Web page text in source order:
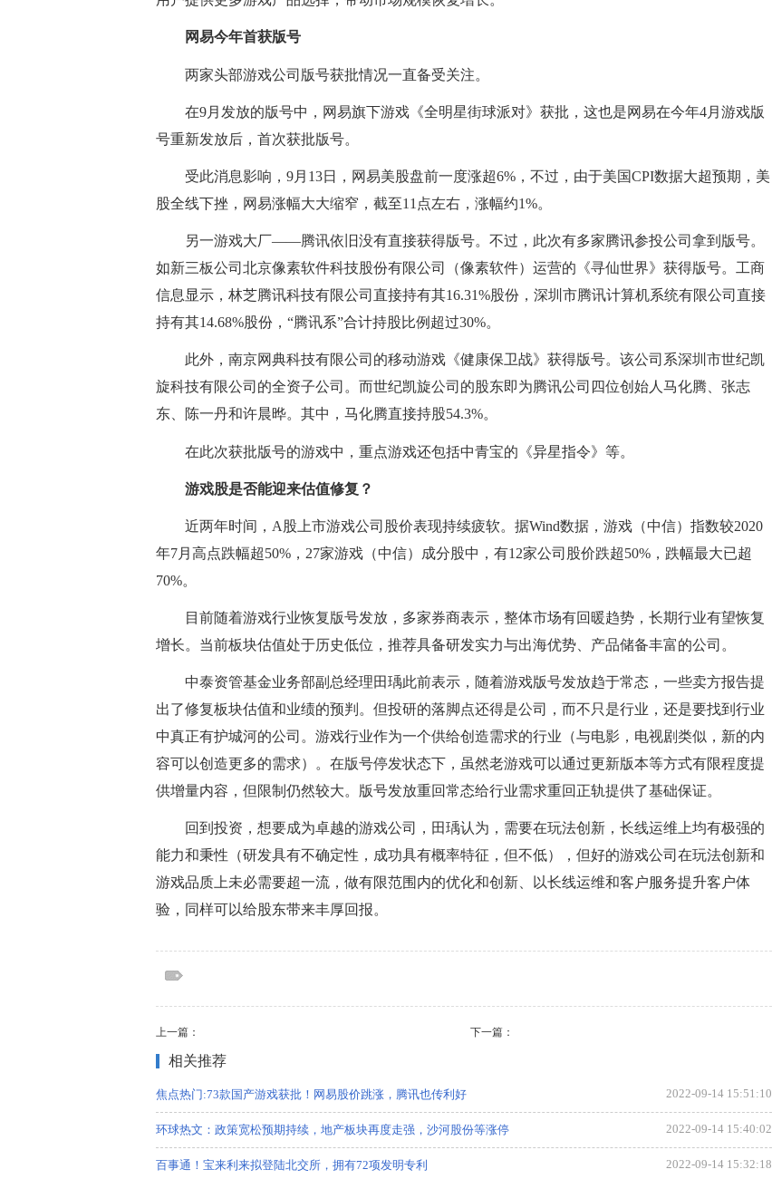
网易今年首获版号
两家头部游戏公司版号获批情况一直备受关注。
在9月发放的版号中，网易旗下游戏《全明星街球派对》获批，这也是网易在今年4月游戏版
号重新发放后，首次获批版号。
受此消息影响，9月13日，网易美股盘前一度涨超6%，不过，由于美国CPI数据大超预期，美
股全线下挫，网易涨幅大大缩窄，截至11点左右，涨幅约1%。
另一游戏大厂——腾讯依旧没有直接获得版号。不过，此次有多家腾讯参投公司拿到版号。
如新三板公司北京像素软件科技股份有限公司（像素软件）运营的《寻仙世界》获得版号。工商
信息显示，林芝腾讯科技有限公司直接持有其16.31%股份，深圳市腾讯计算机系统有限公司直接
持有其14.68%股份，“腾讯系”合计持股比例超过30%。
此外，南京网典科技有限公司的移动游戏《健康保卫战》获得版号。该公司系深圳市世纪凯
旋科技有限公司的全资子公司。而世纪凯旋公司的股东即为腾讯公司四位创始人马化腾、张志
东、陈一丹和许晨晔。其中，马化腾直接持股54.3%。
在此次获批版号的游戏中，重点游戏还包括中青宝的《异星指令》等。
游戏股是否能迎来估值修复？
近两年时间，A股上市游戏公司股价表现持续疲软。据Wind数据，游戏（中信）指数较2020
年7月高点跌幅超50%，27家游戏（中信）成分股中，有12家公司股价跌超50%，跌幅最大已超
70%。
目前随着游戏行业恢复版号发放，多家券商表示，整体市场有回暖趋势，长期行业有望恢复
增长。当前板块估值处于历史低位，推荐具备研发实力与出海优势、产品储备丰富的公司。
中泰资管基金业务部副总经理田瑀此前表示，随着游戏版号发放趋于常态，一些卖方报告提
出了修复板块估值和业绩的预判。但投研的落脚点还得是公司，而不只是行业，还是要找到行业
中真正有护城河的公司。游戏行业作为一个供给创造需求的行业（与电影，电视剧类似，新的内
容可以创造更多的需求）。在版号停发状态下，虽然老游戏可以通过更新版本等方式有限程度提
供增量内容，但限制仍然较大。版号发放重回常态给行业需求重回正轨提供了基础保证。
回到投资，想要成为卓越的游戏公司，田瑀认为，需要在玩法创新，长线运维上均有极强的
能力和秉性（研发具有不确定性，成功具有概率特征，但不低），但好的游戏公司在玩法创新和
游戏品质上未必需要超一流，做有限范围内的优化和创新、以长线运维和客户服务提升客户体
验，同样可以给股东带来丰厚回报。
费，互联网，科技，国际，文化，时事，社会，国内，健康，产业资讯，房产，体育。
上一篇： 下一篇：
相关推荐
焦点热门:73款国产游戏获批！网易股价跳涨，腾讯也传利好 2022-09-14 15:51:10
环球热文：政策宽松预期持续，地产板块再度走强，沙河股份等涨停 2022-09-14 15:40:02
百事通！宝来利来拟登陆北交所，拥有72项发明专利 2022-09-14 15:32:18